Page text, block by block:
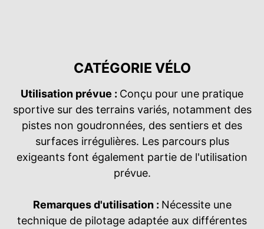
CATÉGORIE VÉLO
Utilisation prévue : Conçu pour une pratique
sportive sur des terrains variés, notamment des
pistes non goudronnées, des sentiers et des
surfaces irrégulières. Les parcours plus
exigeants font également partie de l'utilisation
prévue.
Remarques d'utilisation : Nécessite une
technique de pilotage adaptée aux différentes